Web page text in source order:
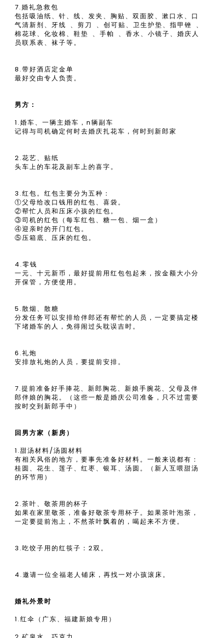
7.婚礼急救包
包括吸油纸、针、线、发夹、胸贴、双面胶、漱口水、口
气清新剂、牙线 、剪刀 、创可贴、卫生护垫、指甲锉 、
棉花球、化妆棉、鞋垫 、手帕 、香水、小镜子、婚庆人
员联系表、袜子等。
8.带好酒店定金单
最好交由专人负责。
男方：
1.婚车、一辆主婚车，n辆副车
记得与司机确定何时去婚庆扎花车，何时到新郎家
2.花艺、贴纸
头车上的车花及副车上的喜字。
3.红包。红包主要分为五种：
①父母给改口钱用的红包、喜袋。
②帮忙人员和压床小孩的红包。
③司机的红包（每车红包、糖一包、烟一盒）
④迎亲时的开门红包。
⑤压箱底、压床的红包。
4.零钱
一元、十元新币，最好提前用红包包起来，按金额大小分
开保管，方便使用。
5.散烟、散糖
分发任务可以安排给伴郎还有帮忙的人员，一定要搞定楼
下堵婚车的人，免得闹过头耽误吉时。
6.礼炮
安排放礼炮的人员，要提前安排。
7.提前准备好手捧花、新郎胸花、新娘手腕花、父母及伴
郎伴娘的胸花。（这些一般是婚庆公司准备，只不过需要
按时交到新郎手中）
回男方家（新房）
1.甜汤材料/汤圆材料
有相关风俗的地方，要事先准备好材料。一般来说都有：
桂圆、花生、莲子、红枣、银耳、汤圆。（新人互喂甜汤
的环节用）
2.茶叶、敬茶用的杯子
如果在家里敬茶，准备好敬茶专用杯子。如果茶叶泡茶，
一定要提前泡上，不然茶叶飘着的，喝起来不方便。
3.吃饺子用的红筷子：2双。
4.邀请一位全福老人铺床，再找一对小孩滚床。
婚礼外景时
1.红伞（广东、福建新娘专用）